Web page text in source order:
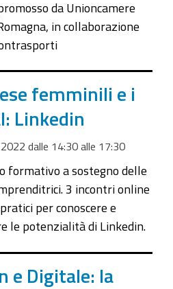
da Unioncamere
in collaborazione
femminili e i
Linkedin
dalle 14:30alle 17:30
formativo a sostegno delle
3 incontri online
per conoscere e
le potenzialità di Linkedin.
e Digitale: la